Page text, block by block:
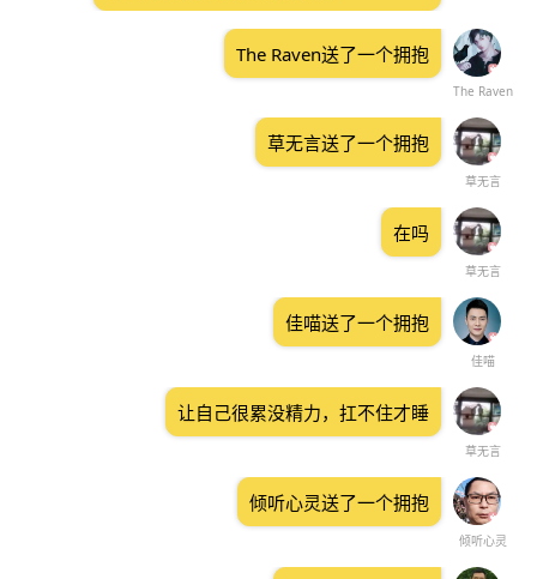
The Raven
The Raven送了一个拥抱
草无言
草无言送了一个拥抱
草无言
在吗
佳喵
佳喵送了一个拥抱
草无言
让自己很累没精力，扛不住才睡
倾听心灵
倾听心灵送了一个拥抱